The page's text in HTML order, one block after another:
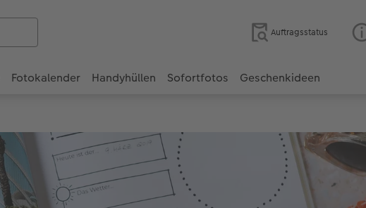
Auftragsstatus
Fotokalender Handyhüllen Sofortfotos Geschenkideen